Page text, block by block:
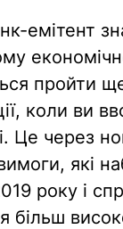
емітент
пройти
коли ви
Це через
які
року і
більш